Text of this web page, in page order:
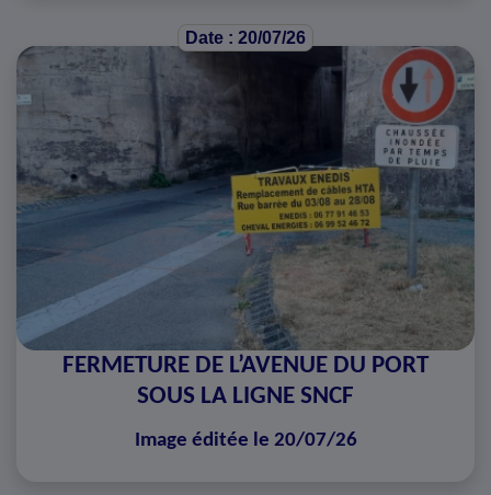
Date : 20/07/26
FERMETURE DE L’AVENUE DU PORT
SOUS LA LIGNE SNCF
Image éditée le 20/07/26